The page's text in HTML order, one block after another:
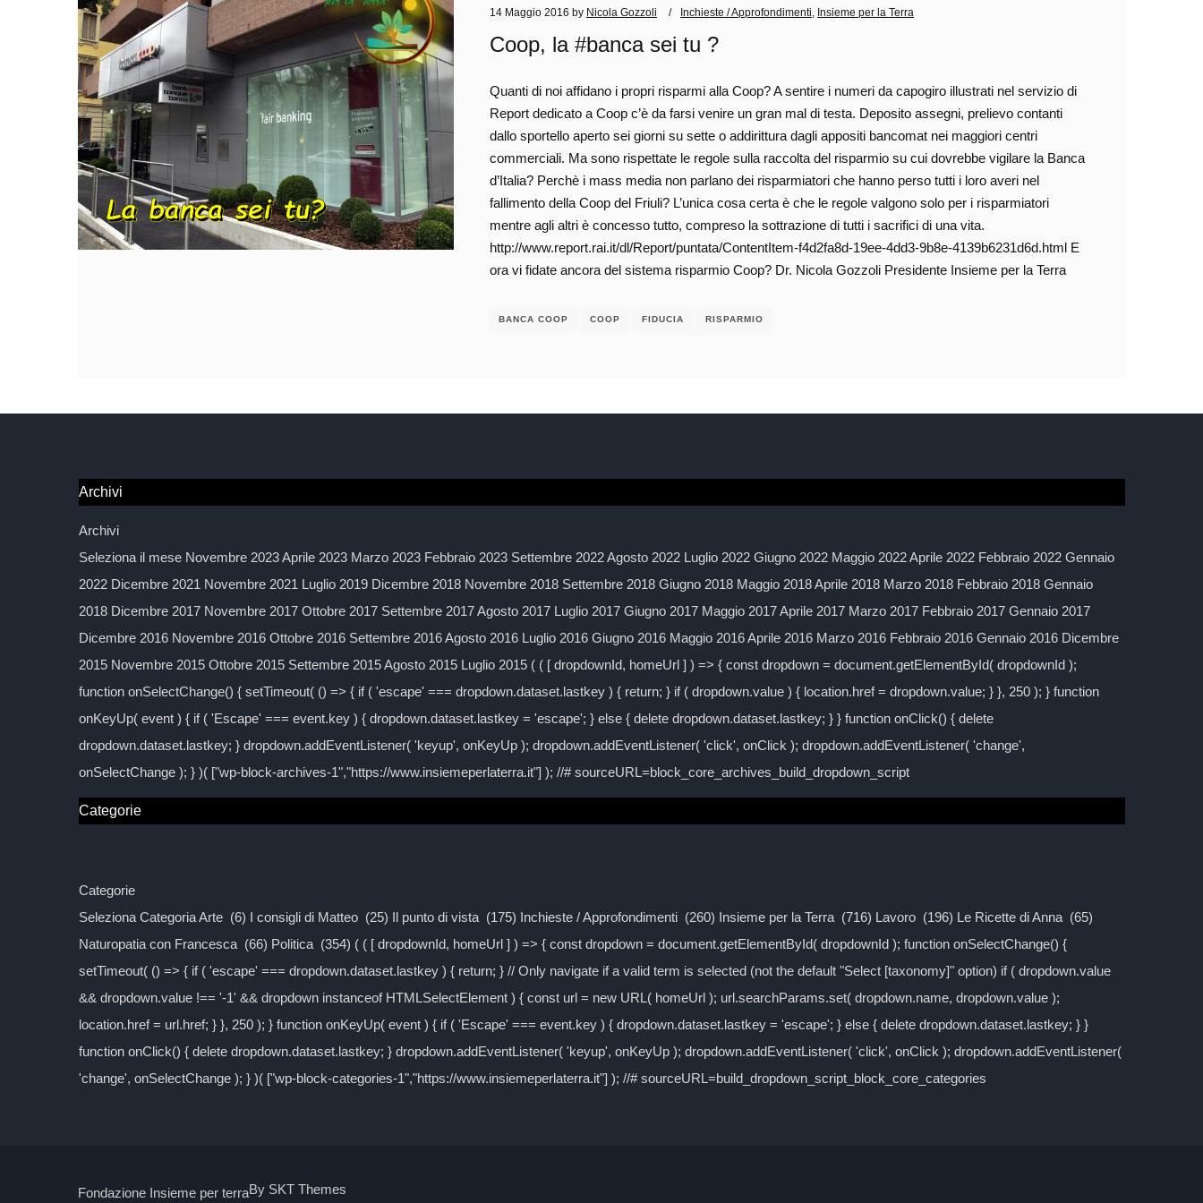
14 Maggio 2016 by Nicola Gozzoli Inchieste / Approfondimenti Insieme per la Terra
Coop, la #banca sei tu ?
Quanti di noi affidano i propri risparmi alla Coop? A sentire i numeri da capogiro illustrati nel servizio di
Report dedicato a Coop c’è da farsi venire un gran mal di testa. Deposito assegni, prelievo contanti
dallo sportello aperto sei giorni su sette o addirittura dagli appositi bancomat nei maggiori centri
commerciali. Ma sono rispettate le regole sulla raccolta del risparmio su cui dovrebbe vigilare la Banca
d’Italia? Perchè i mass media non parlano dei risparmiatori che hanno perso tutti i loro averi nel
fallimento della Coop del Friuli? L’unica cosa certa è che le regole valgono solo per i risparmiatori
mentre agli altri è concesso tutto, compreso la sottrazione di tutti i sacrifici di una vita.
http://www.report.rai.it/dl/Report/puntata/ContentItem-f4d2fa8d-19ee-4dd3-9b8e-4139b6231d6d.html E
ora vi fidate ancora del sistema risparmio Coop? Dr. Nicola Gozzoli Presidente Insieme per la Terra
BANCA COOP COOP FIDUCIA RISPARMIO
Archivi
Archivi
Seleziona il mese Novembre 2023 Aprile 2023 Marzo 2023 Febbraio 2023 Settembre 2022 Agosto 2022 Luglio 2022 Giugno 2022 Maggio 2022 Aprile 2022 Febbraio 2022 Gennaio
2022 Dicembre 2021 Novembre 2021 Luglio 2019 Dicembre 2018 Novembre 2018 Settembre 2018 Giugno 2018 Maggio 2018 Aprile 2018 Marzo 2018 Febbraio 2018 Gennaio
2018 Dicembre 2017 Novembre 2017 Ottobre 2017 Settembre 2017 Agosto 2017 Luglio 2017 Giugno 2017 Maggio 2017 Aprile 2017 Marzo 2017 Febbraio 2017 Gennaio 2017
Dicembre 2016 Novembre 2016 Ottobre 2016 Settembre 2016 Agosto 2016 Luglio 2016 Giugno 2016 Maggio 2016 Aprile 2016 Marzo 2016 Febbraio 2016 Gennaio 2016 Dicembre
2015 Novembre 2015 Ottobre 2015 Settembre 2015 Agosto 2015 Luglio 2015 ( ( [ dropdownId, homeUrl ] ) => { const dropdown = document.getElementById( dropdownId );
function onSelectChange() { setTimeout( () => { if ( 'escape' === dropdown.dataset.lastkey ) { return; } if ( dropdown.value ) { location.href = dropdown.value; } }, 250 ); } function
onKeyUp( event ) { if ( 'Escape' === event.key ) { dropdown.dataset.lastkey = 'escape'; } else { delete dropdown.dataset.lastkey; } } function onClick() { delete
dropdown.dataset.lastkey; } dropdown.addEventListener( 'keyup', onKeyUp ); dropdown.addEventListener( 'click', onClick ); dropdown.addEventListener( 'change',
onSelectChange ); } )( ["wp-block-archives-1","https://www.insiemeperlaterra.it"] ); //# sourceURL=block_core_archives_build_dropdown_script
Categorie
Categorie
Seleziona Categoria Arte (6) I consigli di Matteo (25) Il punto di vista (175) Inchieste / Approfondimenti (260) Insieme per la Terra (716) Lavoro (196) Le Ricette di Anna (65)
Naturopatia con Francesca (66) Politica (354) ( ( [ dropdownId, homeUrl ] ) => { const dropdown = document.getElementById( dropdownId ); function onSelectChange() {
setTimeout( () => { if ( 'escape' === dropdown.dataset.lastkey ) { return; } // Only navigate if a valid term is selected (not the default "Select [taxonomy]" option) if ( dropdown.value
&& dropdown.value !== '-1' && dropdown instanceof HTMLSelectElement ) { const url = new URL( homeUrl ); url.searchParams.set( dropdown.name, dropdown.value );
location.href = url.href; } }, 250 ); } function onKeyUp( event ) { if ( 'Escape' === event.key ) { dropdown.dataset.lastkey = 'escape'; } else { delete dropdown.dataset.lastkey; } }
function onClick() { delete dropdown.dataset.lastkey; } dropdown.addEventListener( 'keyup', onKeyUp ); dropdown.addEventListener( 'click', onClick ); dropdown.addEventListener(
'change', onSelectChange ); } )( ["wp-block-categories-1","https://www.insiemeperlaterra.it"] ); //# sourceURL=build_dropdown_script_block_core_categories
Fondazione Insieme per terraBy SKT Themes